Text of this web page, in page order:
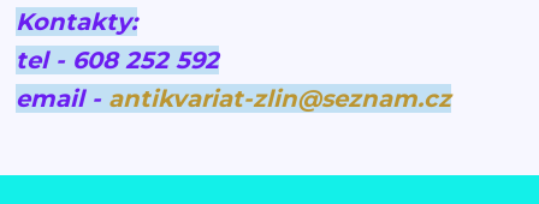
Kontakty:
tel - 608 252 592
email - antikvariat-zlin@seznam.cz